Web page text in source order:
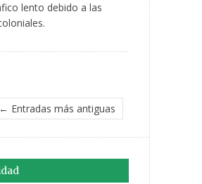
lento debido a las
← Entradas más antiguas